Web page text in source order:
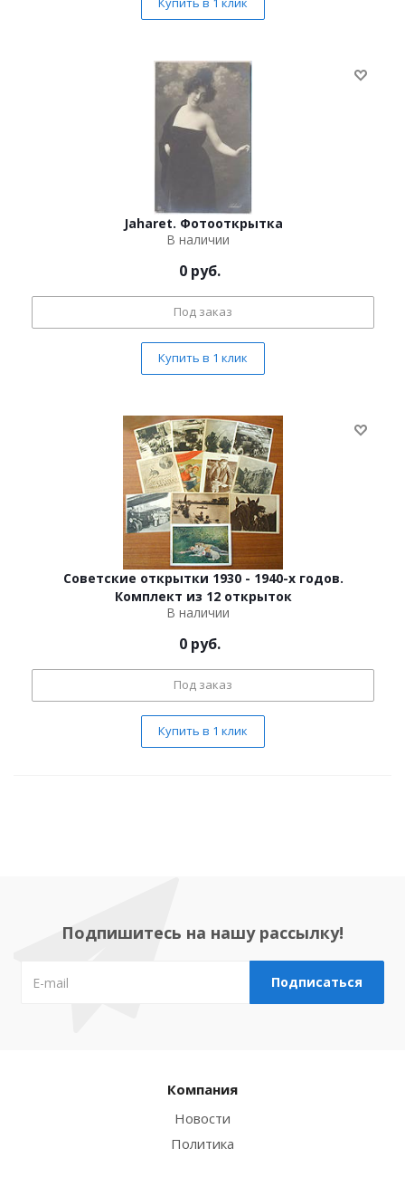
Jaharet. Фотооткрытка
В наличии
0 руб.
Под заказ
Купить в 1 клик
Советские открытки 1930 - 1940-х годов.
Комплект из 12 открыток
В наличии
0 руб.
Под заказ
Купить в 1 клик
Подпишитесь на нашу рассылку!
Компания
Новости
Политика